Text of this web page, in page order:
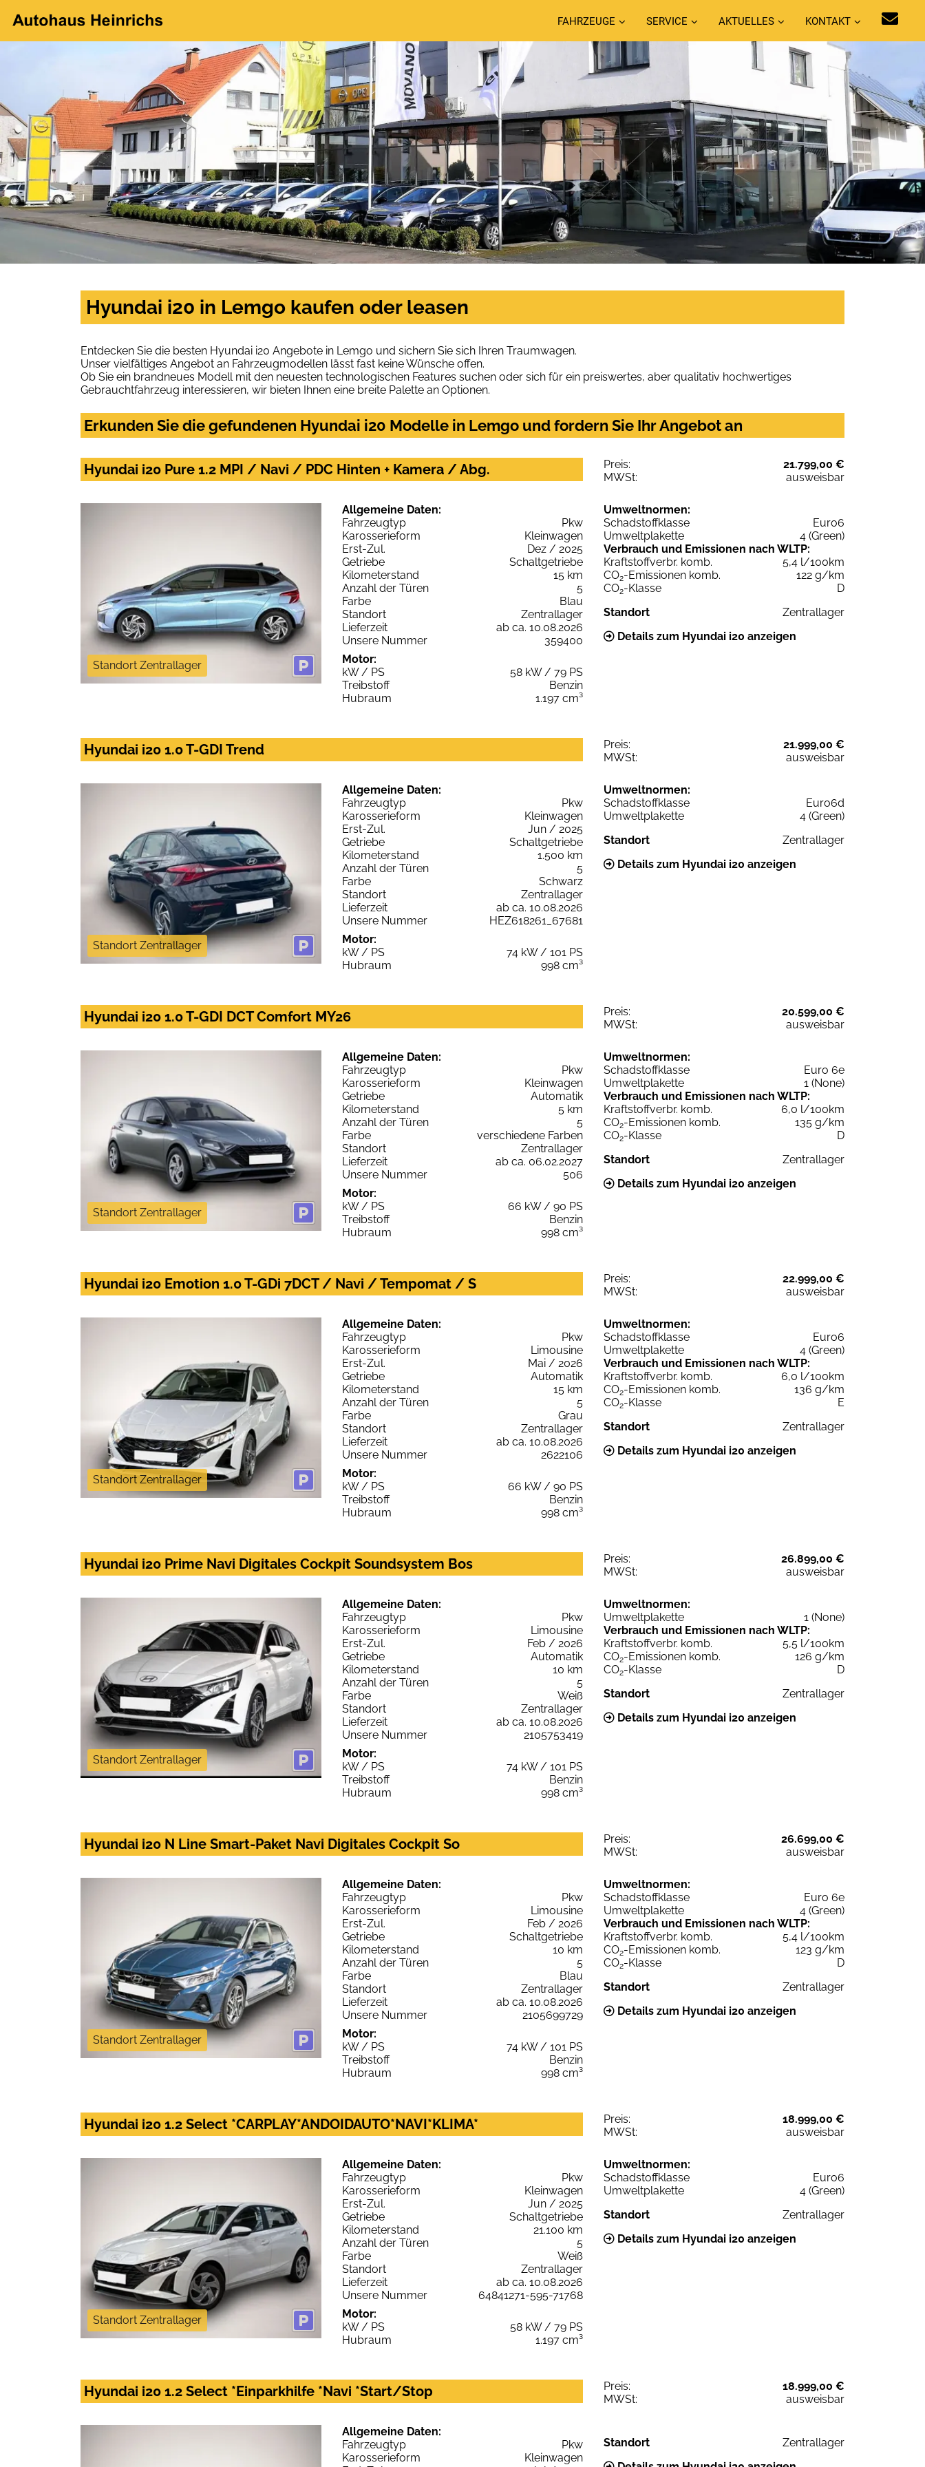
FAHRZEUGE SERVICE AKTUELLES KONTAKT
Hyundai i20 in Lemgo kaufen oder leasen
Entdecken Sie die besten Hyundai i20 Angebote in Lemgo und sichern Sie sich Ihren Traumwagen.
Unser vielfältiges Angebot an Fahrzeugmodellen lässt fast keine Wünsche offen.
Ob Sie ein brandneues Modell mit den neuesten technologischen Features suchen oder sich für ein preiswertes, aber qualitativ hochwertiges
Gebrauchtfahrzeug interessieren, wir bieten Ihnen eine breite Palette an Optionen.
Erkunden Sie die gefundenen Hyundai i20 Modelle in Lemgo und fordern Sie Ihr Angebot an
Hyundai i20 Pure 1.2 MPI / Navi / PDC Hinten + Kamera / Abg. Preis:
21.799,00 €
MWSt:
ausweisbar
Standort Zentrallager
Allgemeine Daten:
Fahrzeugtyp
Pkw
Karosserieform
Kleinwagen
Erst-Zul.
Dez / 2025
Getriebe
Schaltgetriebe
Kilometerstand
15 km
Anzahl der Türen
5
Farbe
Blau
Standort
Zentrallager
Lieferzeit
ab ca. 10.08.2026
Unsere Nummer
359400
Motor:
kW / PS
58 kW / 79 PS
Treibstoff
Benzin
Hubraum
1.197 cm³
Umweltnormen:
Schadstoffklasse
Euro6
Umweltplakette
4 (Green)
Verbrauch und Emissionen nach WLTP:
Kraftstoffverbr. komb.
5,4 l/100km
CO2-Emissionen komb.
122 g/km
CO2-Klasse
D
Standort
Zentrallager
Details zum Hyundai i20 anzeigen
Hyundai i20 1.0 T-GDI Trend Preis:
21.999,00 €
MWSt:
ausweisbar
Standort Zentrallager
Allgemeine Daten:
Fahrzeugtyp
Pkw
Karosserieform
Kleinwagen
Erst-Zul.
Jun / 2025
Getriebe
Schaltgetriebe
Kilometerstand
1.500 km
Anzahl der Türen
5
Farbe
Schwarz
Standort
Zentrallager
Lieferzeit
ab ca. 10.08.2026
Unsere Nummer
HEZ618261_67681
Motor:
kW / PS
74 kW / 101 PS
Hubraum
998 cm³
Umweltnormen:
Schadstoffklasse
Euro6d
Umweltplakette
4 (Green)
Standort
Zentrallager
Details zum Hyundai i20 anzeigen
Hyundai i20 1.0 T-GDI DCT Comfort MY26 Preis:
20.599,00 €
MWSt:
ausweisbar
Standort Zentrallager
Allgemeine Daten:
Fahrzeugtyp
Pkw
Karosserieform
Kleinwagen
Getriebe
Automatik
Kilometerstand
5 km
Anzahl der Türen
5
Farbe
verschiedene Farben
Standort
Zentrallager
Lieferzeit
ab ca. 06.02.2027
Unsere Nummer
506
Motor:
kW / PS
66 kW / 90 PS
Treibstoff
Benzin
Hubraum
998 cm³
Umweltnormen:
Schadstoffklasse
Euro 6e
Umweltplakette
1 (None)
Verbrauch und Emissionen nach WLTP:
Kraftstoffverbr. komb.
6,0 l/100km
CO2-Emissionen komb.
135 g/km
CO2-Klasse
D
Standort
Zentrallager
Details zum Hyundai i20 anzeigen
Hyundai i20 Emotion 1.0 T-GDi 7DCT / Navi / Tempomat / S Preis:
22.999,00 €
MWSt:
ausweisbar
Standort Zentrallager
Allgemeine Daten:
Fahrzeugtyp
Pkw
Karosserieform
Limousine
Erst-Zul.
Mai / 2026
Getriebe
Automatik
Kilometerstand
15 km
Anzahl der Türen
5
Farbe
Grau
Standort
Zentrallager
Lieferzeit
ab ca. 10.08.2026
Unsere Nummer
2622106
Motor:
kW / PS
66 kW / 90 PS
Treibstoff
Benzin
Hubraum
998 cm³
Umweltnormen:
Schadstoffklasse
Euro6
Umweltplakette
4 (Green)
Verbrauch und Emissionen nach WLTP:
Kraftstoffverbr. komb.
6,0 l/100km
CO2-Emissionen komb.
136 g/km
CO2-Klasse
E
Standort
Zentrallager
Details zum Hyundai i20 anzeigen
Hyundai i20 Prime Navi Digitales Cockpit Soundsystem Bos Preis:
26.899,00 €
MWSt:
ausweisbar
Standort Zentrallager
Allgemeine Daten:
Fahrzeugtyp
Pkw
Karosserieform
Limousine
Erst-Zul.
Feb / 2026
Getriebe
Automatik
Kilometerstand
10 km
Anzahl der Türen
5
Farbe
Weiß
Standort
Zentrallager
Lieferzeit
ab ca. 10.08.2026
Unsere Nummer
2105753419
Motor:
kW / PS
74 kW / 101 PS
Treibstoff
Benzin
Hubraum
998 cm³
Umweltnormen:
Umweltplakette
1 (None)
Verbrauch und Emissionen nach WLTP:
Kraftstoffverbr. komb.
5,5 l/100km
CO2-Emissionen komb.
126 g/km
CO2-Klasse
D
Standort
Zentrallager
Details zum Hyundai i20 anzeigen
Hyundai i20 N Line Smart-Paket Navi Digitales Cockpit So Preis:
26.699,00 €
MWSt:
ausweisbar
Standort Zentrallager
Allgemeine Daten:
Fahrzeugtyp
Pkw
Karosserieform
Limousine
Erst-Zul.
Feb / 2026
Getriebe
Schaltgetriebe
Kilometerstand
10 km
Anzahl der Türen
5
Farbe
Blau
Standort
Zentrallager
Lieferzeit
ab ca. 10.08.2026
Unsere Nummer
2105699729
Motor:
kW / PS
74 kW / 101 PS
Treibstoff
Benzin
Hubraum
998 cm³
Umweltnormen:
Schadstoffklasse
Euro 6e
Umweltplakette
4 (Green)
Verbrauch und Emissionen nach WLTP:
Kraftstoffverbr. komb.
5,4 l/100km
CO2-Emissionen komb.
123 g/km
CO2-Klasse
D
Standort
Zentrallager
Details zum Hyundai i20 anzeigen
Hyundai i20 1.2 Select *CARPLAY*ANDOIDAUTO*NAVI*KLIMA* Preis:
18.999,00 €
MWSt:
ausweisbar
Standort Zentrallager
Allgemeine Daten:
Fahrzeugtyp
Pkw
Karosserieform
Kleinwagen
Erst-Zul.
Jun / 2025
Getriebe
Schaltgetriebe
Kilometerstand
21.100 km
Anzahl der Türen
5
Farbe
Weiß
Standort
Zentrallager
Lieferzeit
ab ca. 10.08.2026
Unsere Nummer
64841271-595-71768
Motor:
kW / PS
58 kW / 79 PS
Hubraum
1.197 cm³
Umweltnormen:
Schadstoffklasse
Euro6
Umweltplakette
4 (Green)
Standort
Zentrallager
Details zum Hyundai i20 anzeigen
Hyundai i20 1.2 Select *Einparkhilfe *Navi *Start/Stop Preis:
18.999,00 €
MWSt:
ausweisbar
Allgemeine Daten:
Fahrzeugtyp
Pkw
Karosserieform
Kleinwagen
Standort
Zentrallager